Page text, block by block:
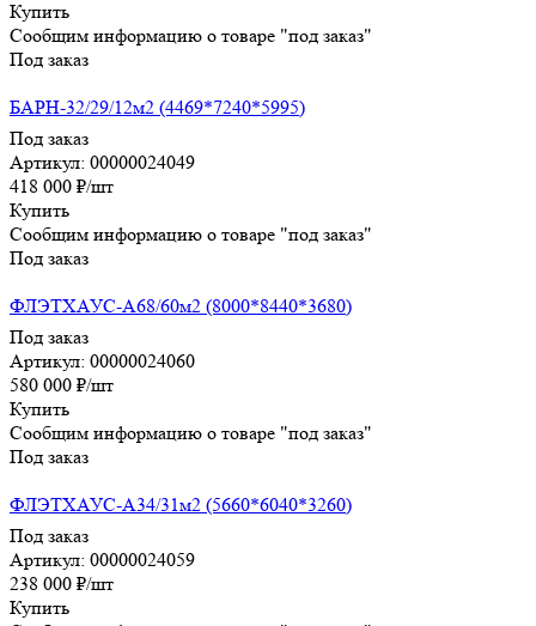
Купить
Сообщим информацию о товаре "под заказ"
Под заказ
БАРН-32/29/12м2 (4469*7240*5995)
Под заказ
Артикул: 00000024049
418 000 ₽/шт
Купить
Сообщим информацию о товаре "под заказ"
Под заказ
ФЛЭТХАУС-А68/60м2 (8000*8440*3680)
Под заказ
Артикул: 00000024060
580 000 ₽/шт
Купить
Сообщим информацию о товаре "под заказ"
Под заказ
ФЛЭТХАУС-А34/31м2 (5660*6040*3260)
Под заказ
Артикул: 00000024059
238 000 ₽/шт
Купить